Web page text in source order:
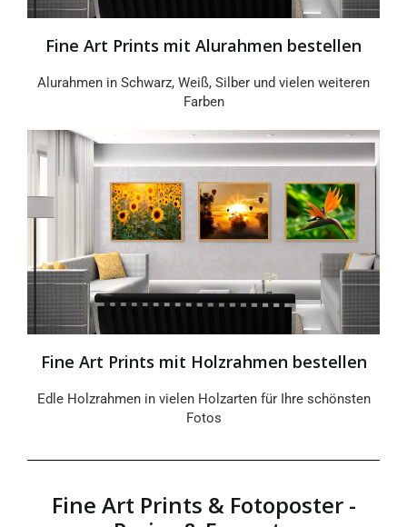
Fine Art Prints mit Alurahmen bestellen
Alurahmen in Schwarz, Weiß, Silber und vielen weiteren
Farben
Fine Art Prints mit Holzrahmen bestellen
Edle Holzrahmen in vielen Holzarten für Ihre schönsten
Fotos
Fine Art Prints & Fotoposter -